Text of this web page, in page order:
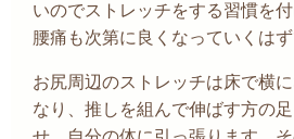
いのでストレッチをする習慣を付
腰痛も次第に良くなっていくはず
お尻周辺のストレッチは床で横
なり、推しを組んで伸ばす方の